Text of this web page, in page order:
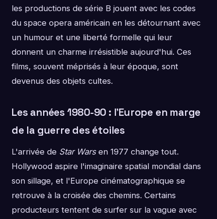
les productions de série B jouent avec les codes
du space opera américain en les détournant avec
un humour et une liberté formelle qui leur
donnent un charme irrésistible aujourd'hui. Ces
films, souvent méprisés à leur époque, sont
devenus des objets cultes.
Les années 1980-90 : l'Europe en marge
de la guerre des étoiles
L'arrivée de Star Warsen 1977 change tout.
Hollywood aspire l'imaginaire spatial mondial dans
son sillage, et l'Europe cinématographique se
retrouve à la croisée des chemins. Certains
producteurs tentent de surfer sur la vague avec